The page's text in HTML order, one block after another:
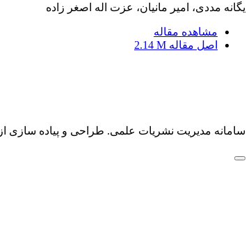
یگانه مددی، امیر مانیان، عزت اله اصغر زاده
مشاهده مقاله
اصل مقاله 2.14 M
سامانه مدیریت نشریات علمی. طراحی و پیاده سازی از